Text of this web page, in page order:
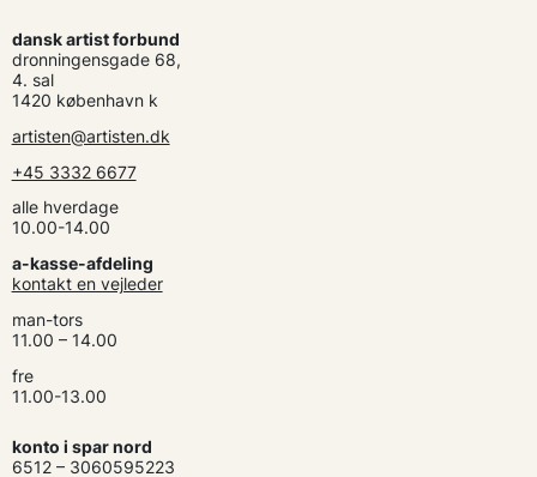
dansk artist forbund
dronningensgade 68,
4. sal
1420 københavn k
artisten@artisten.dk
+45 3332 6677
alle hverdage
10.00-14.00
a-kasse-afdeling
kontakt en vejleder
man-tors
11.00 – 14.00
fre
11.00-13.00
konto i spar nord
6512 – 3060595223